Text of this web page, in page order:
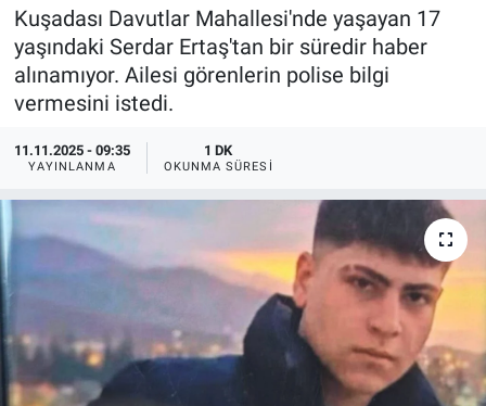
Kuşadası Davutlar Mahallesi'nde yaşayan 17
yaşındaki Serdar Ertaş'tan bir süredir haber
alınamıyor. Ailesi görenlerin polise bilgi
vermesini istedi.
11.11.2025 - 09:35
YAYINLANMA
1 DK
OKUNMA SÜRESI